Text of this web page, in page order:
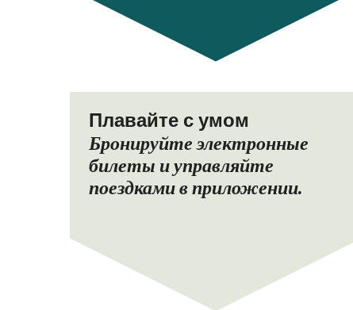
Плавайте с умом
Бронируйте электронные
билеты и управляйте
поездками в приложении.